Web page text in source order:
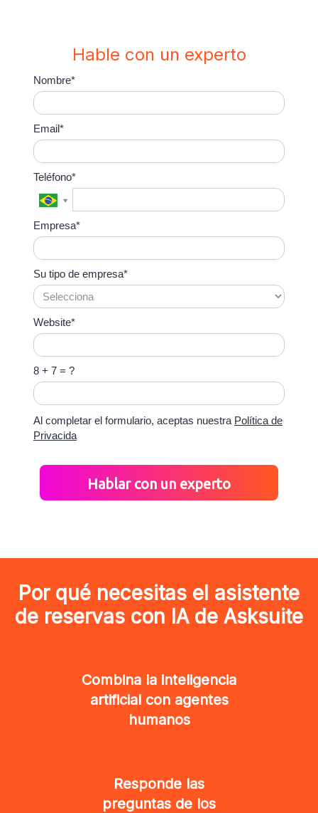
Hable con un experto
Nombre*
Email*
Teléfono*
Empresa*
Su tipo de empresa*
Website*
8 + 7 = ?
Al completar el formulario, aceptas nuestra Política de
Privacida
Hablar con un experto
Por qué necesitas el asistente
de reservas con IA de Asksuite
Combina la inteligencia
artificial con agentes
humanos
Responde las
preguntas de los